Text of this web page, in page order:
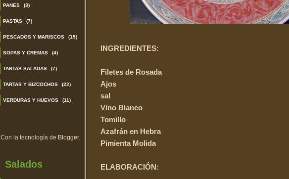
PANES (3)
PASTAS (7)
PESCADOS Y MARISCOS (15)
SOPAS Y CREMAS (4)
TARTAS SALADAS (7)
TARTAS Y BIZCOCHOS (22)
VERDURAS Y HUEVOS (11)
Con la tecnología de Blogger.
Salados
INGREDIENTES:
Filetes de Rosada
Ajos
sal
Vino Blanco
Tomillo
Azafrán en Hebra
Pimienta Molida
ELABORACIÓN: